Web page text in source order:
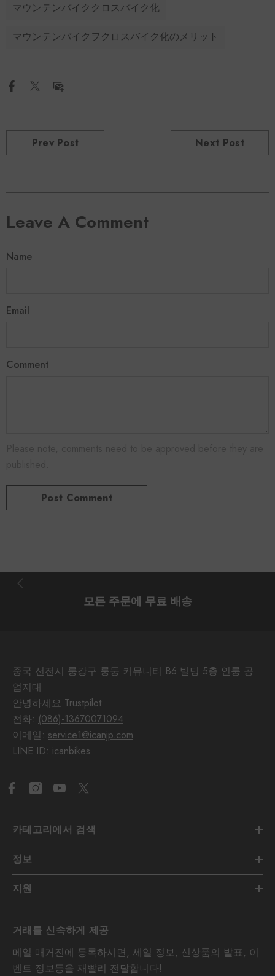
マウンテンバイククロスバイク化
マウンテンバイクヲクロスバイク化のメリット
Prev Post Next Post
Leave A Comment
Name
Email
Comment
모든 주문에 무료 배송
중국 선전시 룽강구 룽둥 커뮤니티 B6 빌딩 5층 인룽 공
업지대
안녕하세요 Trustpilot
전화: (086)-13670071094
이메일: service1@icanjp.com
LINE ID: icanbikes
카테고리에서 검색
정보
지원
거래를 신속하게 제공
메일 매거진에 등록하시면, 세일 정보, 신상품의 발표, 이
벤트 정보등을 재빨리 전달합니다!